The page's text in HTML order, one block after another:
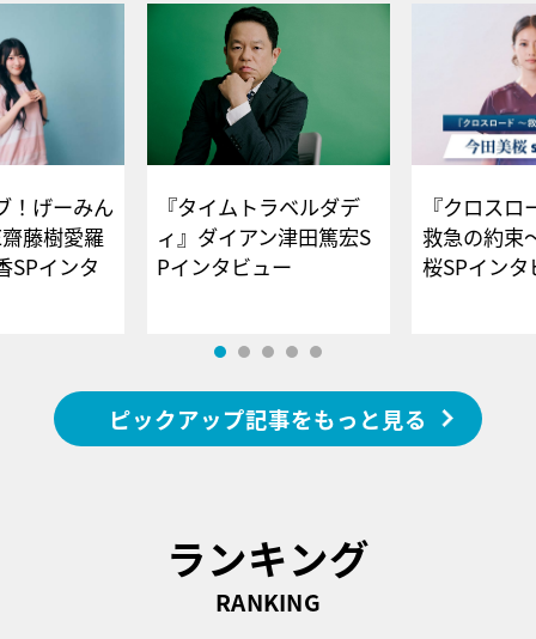
！げーみん
藤樹愛羅
SPインタ
『タイムトラベルダデ
ィ』ダイアン津田篤宏S
Pインタビュー
『クロス
救急の約束
桜SPイ
ピックアップ記事をもっと見る
ランキング
RANKING